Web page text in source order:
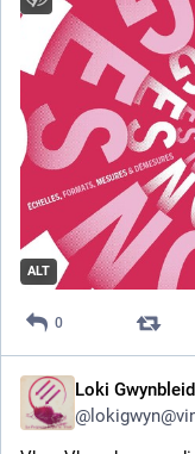
ALT
0
Loki
@